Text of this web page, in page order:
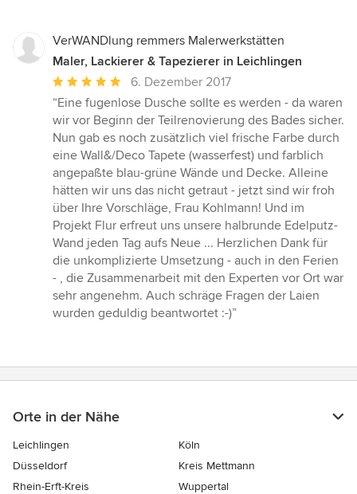
VerWANDlung remmers Malerwerkstätten
Maler, Lackierer & Tapezierer in Leichlingen
Durchschnittliche
Bewertung:
5
von
5
Sternen
6. Dezember 2017
“Eine fugenlose Dusche sollte es werden - da waren
wir vor Beginn der Teilrenovierung des Bades sicher.
Nun gab es noch zusätzlich viel frische Farbe durch
eine Wall&/Deco Tapete (wasserfest) und farblich
angepaßte blau-grüne Wände und Decke. Alleine
hätten wir uns das nicht getraut - jetzt sind wir froh
über Ihre Vorschläge, Frau Kohlmann! Und im
Projekt Flur erfreut uns unsere halbrunde Edelputz-
Wand jeden Tag aufs Neue ... Herzlichen Dank für
die unkomplizierte Umsetzung - auch in den Ferien
- , die Zusammenarbeit mit den Experten vor Ort war
sehr angenehm. Auch schräge Fragen der Laien
wurden geduldig beantwortet :-)”
Orte in der Nähe
Leichlingen
Köln
Düsseldorf
Kreis Mettmann
Rhein-Erft-Kreis
Wuppertal